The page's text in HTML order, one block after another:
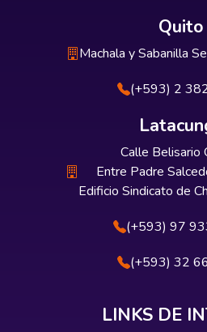
Quito
Machala y Sabanilla
(+593) 2
Calle Belisario
Entre Padre
Edificio Sindicato de
(+593) 97
(+593) 32
LINKS DE